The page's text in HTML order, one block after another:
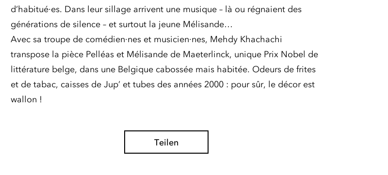
d’habitué·es. Dans leur sillage arrivent une musique – là ou régnaient des
générations de silence – et surtout la jeune Mélisande…
Avec sa troupe de comédien·nes et musicien·nes, Mehdy Khachachi
transpose la pièce Pelléas et Mélisande de Maeterlinck, unique Prix Nobel de
littérature belge, dans une Belgique cabossée mais habitée. Odeurs de frites
et de tabac, caisses de Jup’ et tubes des années 2000 : pour sûr, le décor est
wallon !
Teilen